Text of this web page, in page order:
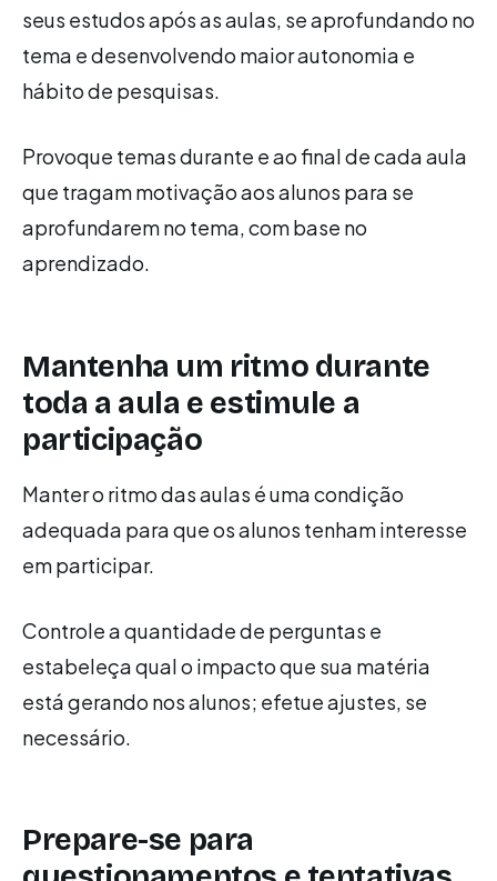
seus estudos após as aulas, se aprofundando no
tema e desenvolvendo maior autonomia e
hábito de pesquisas.
Provoque temas durante e ao final de cada aula
que tragam motivação aos alunos para se
aprofundarem no tema, com base no
aprendizado.
Mantenha um ritmo durante
toda a aula e estimule a
participação
Manter o ritmo das aulas é uma condição
adequada para que os alunos tenham interesse
em participar.
Controle a quantidade de perguntas e
estabeleça qual o impacto que sua matéria
está gerando nos alunos; efetue ajustes, se
necessário.
Prepare-se para